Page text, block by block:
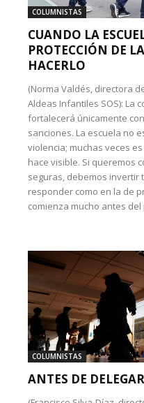
COLUMNISTAS
CUANDO LA
PROTECCIÓN DE
HACERLO
(Norma Valdés, directora
Aldeas Infantiles SOS): La
fortalecerá únicamente
sanciones. La escuela no
violencia; muchas veces
hace visible. Si queremos
seguras, debemos invertir
responder como en la de
comienza mucho antes
COLUMNISTAS
ANTES DE